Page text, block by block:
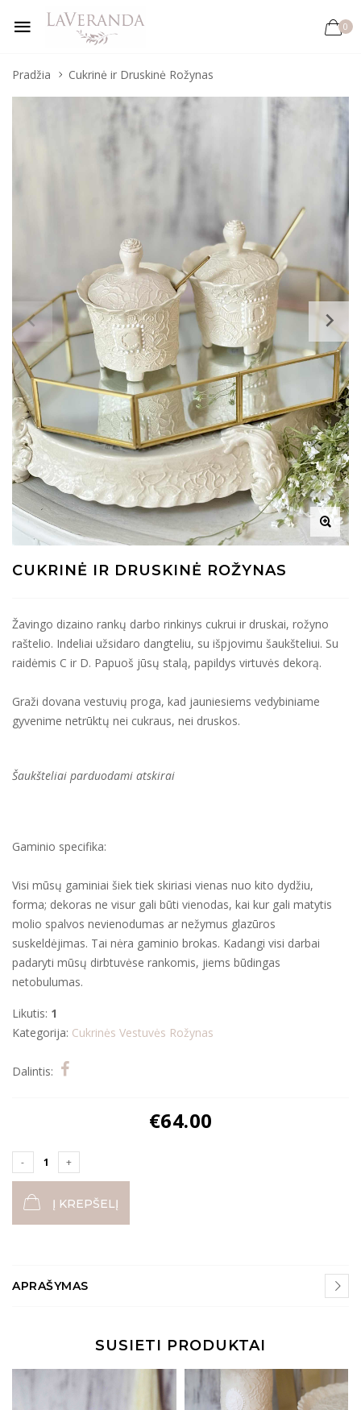
0
Pradžia Cukrinė ir Druskinė Rožynas
CUKRINĖ IR DRUSKINĖ ROŽYNAS
Žavingo dizaino rankų darbo rinkinys cukrui ir druskai, rožyno
raštelio. Indeliai užsidaro dangteliu, su išpjovimu šaukšteliui. Su
raidėmis C ir D. Papuoš jūsų stalą, papildys virtuvės dekorą.
Graži dovana vestuvių proga, kad jauniesiems vedybiniame
gyvenime netrūktų nei cukraus, nei druskos.
Šaukšteliai parduodami atskirai
Gaminio specifika:
Visi mūsų gaminiai šiek tiek skiriasi vienas nuo kito dydžiu,
forma; dekoras ne visur gali būti vienodas, kai kur gali matytis
molio spalvos nevienodumas ar nežymus glazūros
suskeldėjimas. Tai nėra gaminio brokas. Kadangi visi darbai
padaryti mūsų dirbtuvėse rankomis, jiems būdingas
netobulumas.
Likutis: 1
Kategorija: Cukrinės Vestuvės Rožynas
Dalintis:
€64.00
Į KREPŠELĮ
APRAŠYMAS
SUSIETI PRODUKTAI